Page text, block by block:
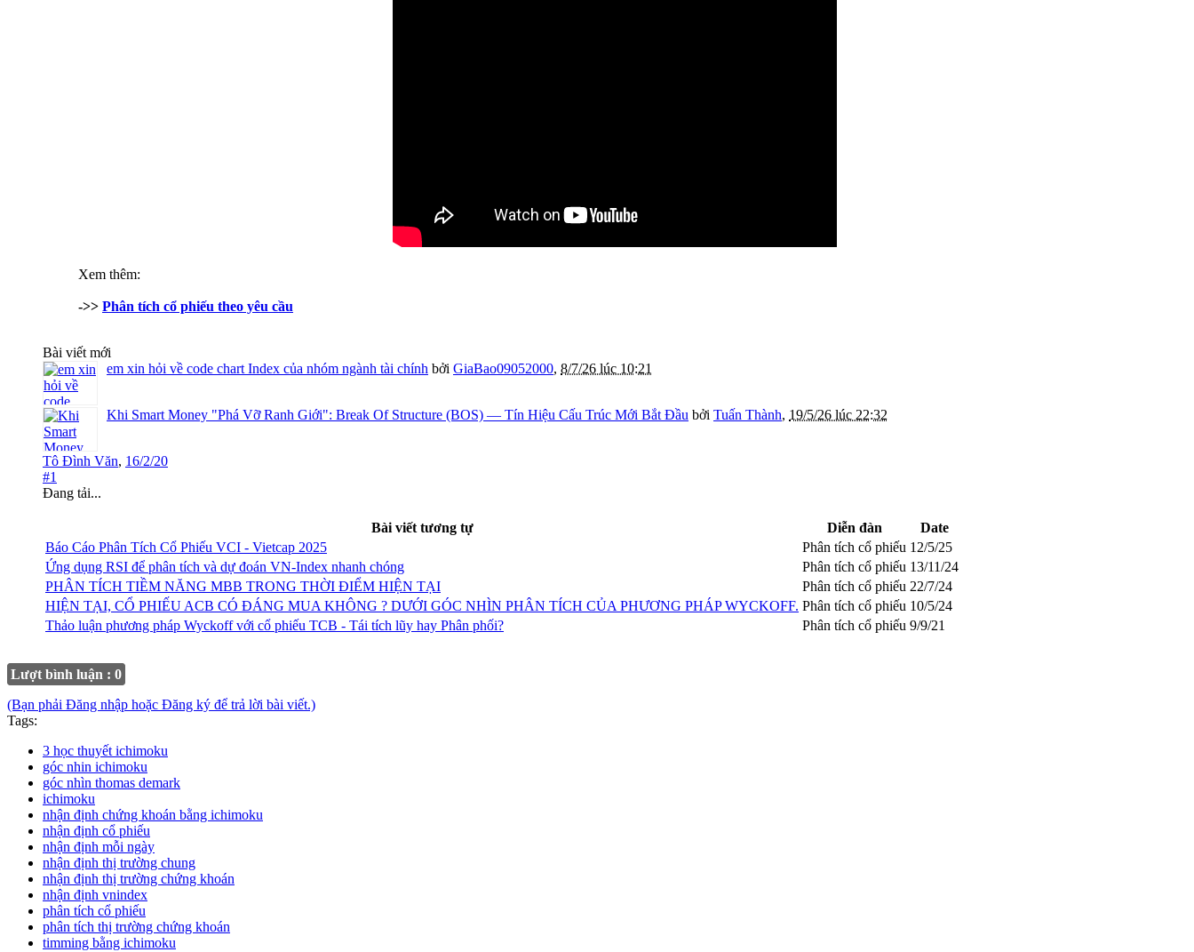
Xem thêm:
->> Phân tích cổ phiếu theo yêu cầu
Bài viết mới
em xin hỏi về code chart Index của nhóm ngành tài chính bởi GiaBao09052000, 8/7/26 lúc 10:21
Khi Smart Money "Phá Vỡ Ranh Giới": Break Of Structure (BOS) — Tín Hiệu Cấu Trúc Mới Bắt Đầu bởi Tuấn Thành, 19/5/26 lúc 22:32
Tô Đình Văn, 16/2/20
#1
Đang tải...
Bài viết tương tự Diễn đàn
Date
Báo Cáo Phân Tích Cổ Phiếu VCI - Vietcap 2025
Phân tích cổ phiếu 12/5/25
Ứng dụng RSI để phân tích và dự đoán VN-Index nhanh chóng
Phân tích cổ phiếu 13/11/24
PHÂN TÍCH TIỀM NĂNG MBB TRONG THỜI ĐIỂM HIỆN TẠI
Phân tích cổ phiếu 22/7/24
HIỆN TẠI, CỔ PHIẾU ACB CÓ ĐÁNG MUA KHÔNG ? DƯỚI GÓC NHÌN PHÂN TÍCH CỦA PHƯƠNG PHÁP WYCKOFF. Phân tích cổ phiếu 10/5/24
Thảo luận phương pháp Wyckoff với cổ phiếu TCB - Tái tích lũy hay Phân phối?
Phân tích cổ phiếu 9/9/21
Lượt bình luận : 0
(Bạn phải Đăng nhập hoặc Đăng ký để trả lời bài viết.)
Tags:
3 học thuyết ichimoku
góc nhin ichimoku
góc nhìn thomas demark
ichimoku
nhận định chứng khoán bằng ichimoku
nhận định cổ phiếu
nhận định mỗi ngày
nhận định thị trường chung
nhận định thị trường chứng khoán
nhận định vnindex
phân tích cổ phiếu
phân tích thị trường chứng khoán
timming bằng ichimoku